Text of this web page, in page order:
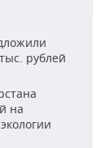
рублей
на